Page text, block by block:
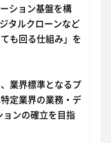
ション基盤を構
タルクローンなど
も回る仕組み」を
業界標準となるプ
定業界の業務・デ
ョンの確立を目指